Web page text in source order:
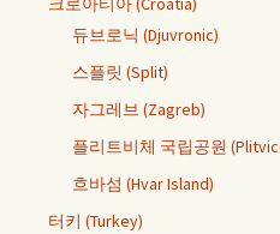
듀브로닉 (Djuvronic)
스플릿 (Split)
자그레브 (Zagreb)
플리트비체 국립공원
흐바섬 (Hvar Island)
터키 (Turkey)